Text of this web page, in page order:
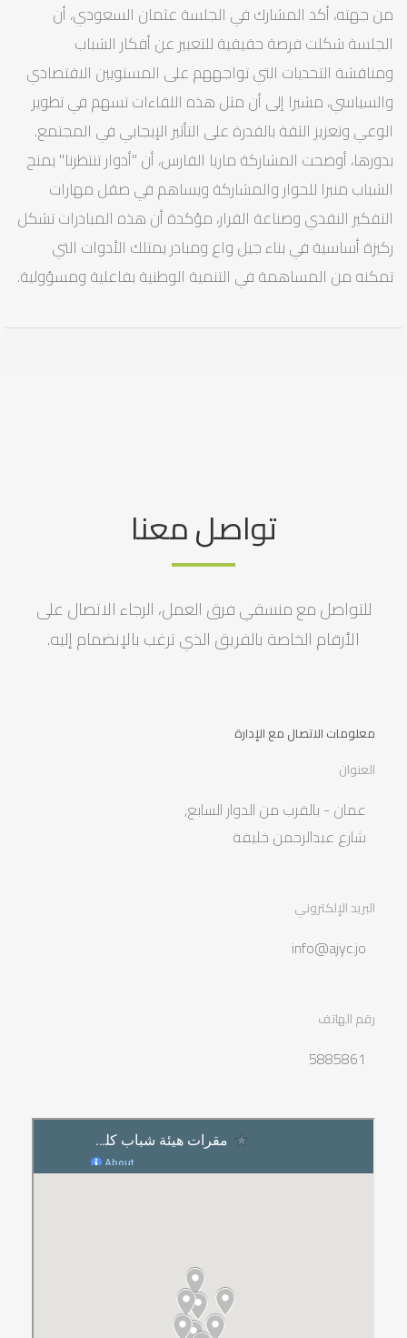
من جهته، أكد المشارك في الجلسة عثمان السعودي، أن
الجلسة شكلت فرصة حقيقية للتعبير عن أفكار الشباب
ومناقشة التحديات التي تواجههم على المستويين الاقتصادي
والسياسي، مشيرا إلى أن مثل هذه اللقاءات تسهم في تطوير
الوعي وتعزيز الثقة بالقدرة على التأثير الإيجابي في المجتمع.
بدورها، أوضحت المشاركة ماريا الفارس، أن "أدوار تنتظرنا" يمنح
الشباب منبرا للحوار والمشاركة ويساهم في صقل مهارات
التفكير النقدي وصناعة القرار، مؤكدة أن هذه المبادرات تشكل
ركيزة أساسية في بناء جيل واع ومبادر يمتلك الأدوات التي
تمكنه من المساهمة في التنمية الوطنية بفاعلية ومسؤولية.
تواصل معنا
للتواصل مع منسقي فرق العمل، الرجاء الاتصال على
الأرقام الخاصة بالفريق الذي ترغب بالإنضمام إليه.
معلومات الاتصال مع الإدارة
العنوان
عمان - بالقرب من الدوار السابع,
شارع عبدالرحمن خليفة
البريد الإلكتروني
info@ajyc.jo
رقم الهاتف
5885861